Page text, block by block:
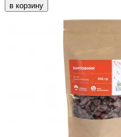
в корзину